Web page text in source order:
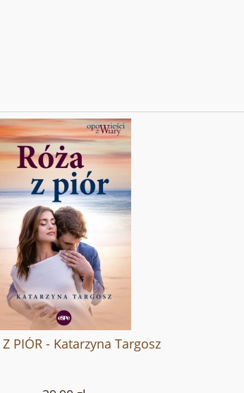
Z PIÓR - Katarzyna Targosz